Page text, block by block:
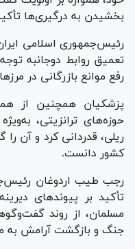
بخشیدن به درگیری‌ها
رئیس‌جمهوری اسلامی
تعمیق روابط دوجانبه
رفع موانع بازرگانی در
پزشکیان همچنین از
حوزه‌های ترانزیتی،
ریلی، قدردانی کرد و آن
کشور دانست.
رجب طیب اردوغان
تأکید بر پیوند‌های
مسلمان، از روند
جنگ و بازگشت آرامش به